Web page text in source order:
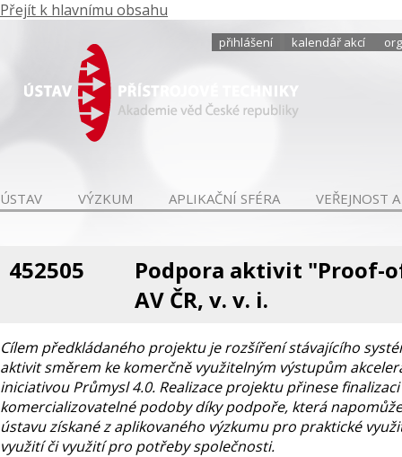
Přejít k hlavnímu obsahu
přihlášení kalendář akcí
ÚSTAV VÝZKUM APLIKAČNÍ SFÉRA VEŘEJNOST
452505
Podpora aktivit "Proof-
AV ČR, v. v. i.
Cílem předkládaného projektu je rozšíření stávajícího
aktivit směrem ke komerčně využitelným výstupům
iniciativou Průmysl 4.0. Realizace projektu přinese
komercializovatelné podoby díky podpoře, která
ústavu získané z aplikovaného výzkumu pro praktické
využití či využití pro potřeby společnosti.